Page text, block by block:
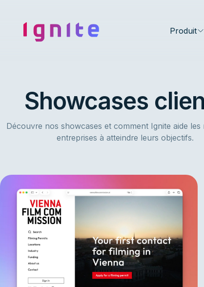
Ignite • Video Experience Cloud Produit
Showcases
Découvre nos showcases et comment Ignite aide les
entreprises à atteindre leurs objectifs.